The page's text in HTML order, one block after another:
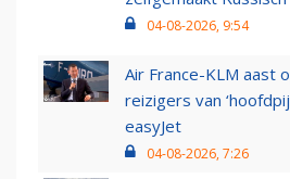
04-08-2026, 9:54
Air France-KLM aast
reizigers van
easyJet
04-08-2026, 7:26